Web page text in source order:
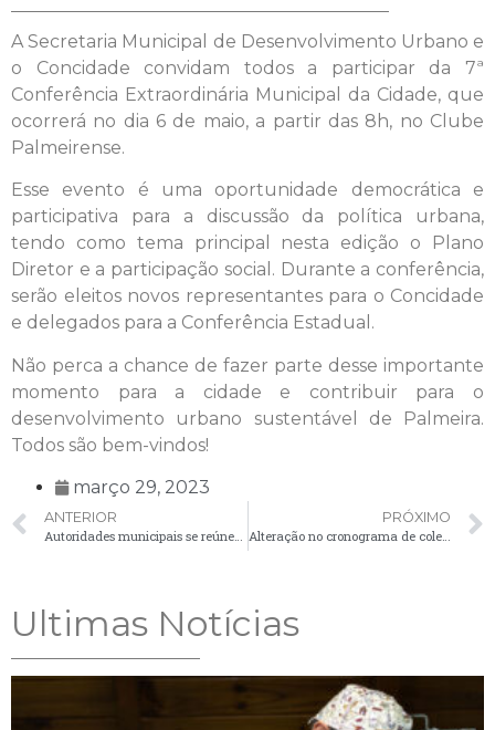
A Secretaria Municipal de Desenvolvimento Urbano e
o Concidade convidam todos a participar da 7ª
Conferência Extraordinária Municipal da Cidade, que
ocorrerá no dia 6 de maio, a partir das 8h, no Clube
Palmeirense.
Esse evento é uma oportunidade democrática e
participativa para a discussão da política urbana,
tendo como tema principal nesta edição o Plano
Diretor e a participação social. Durante a conferência,
serão eleitos novos representantes para o Concidade
e delegados para a Conferência Estadual.
Não perca a chance de fazer parte desse importante
momento para a cidade e contribuir para o
desenvolvimento urbano sustentável de Palmeira.
Todos são bem-vindos!
março 29, 2023
ANTERIOR
Autoridades municipais se reúnem com Secretária de Estado para discutir demandas de saneamento em Palmeira e acordam audiência pública em maio
PRÓXIMO
Alteração no cronograma de coleta seletiva
Ultimas Notícias